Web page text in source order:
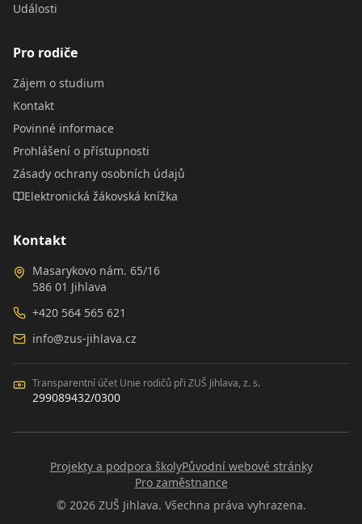
Události
Pro rodiče
Zájem o studium
Kontakt
Povinné informace
Prohlášení o přístupnosti
Zásady ochrany osobních údajů
Elektronická žákovská knížka
Kontakt
Masarykovo nám. 65/16
586 01 Jihlava
+420 564 565 621
info@zus-jihlava.cz
Transparentní účet Unie rodičů při ZUŠ Jihlava, z. s.
299089432/0300
Projekty a podpora školyPůvodní webové stránky
Pro zaměstnance
© 2026ZUŠ Jihlava. Všechna práva vyhrazena.